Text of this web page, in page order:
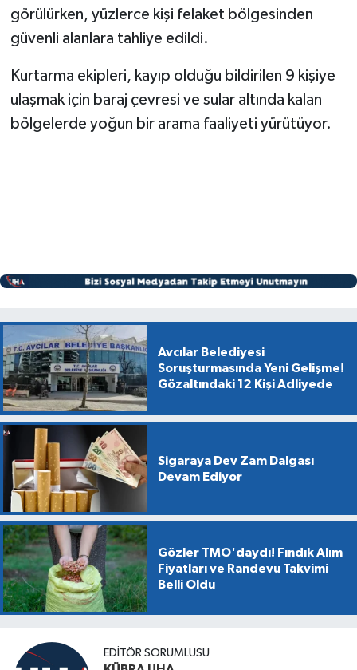
görülürken, yüzlerce kişi felaket bölgesinden
güvenli alanlara tahliye edildi.
Kurtarma ekipleri, kayıp olduğu bildirilen 9 kişiye
ulaşmak için baraj çevresi ve sular altında kalan
bölgelerde yoğun bir arama faaliyeti yürütüyor.
Avcılar Belediyesi
Soruşturmasında Yeni Gelişme!
Gözaltındaki 12 Kişi Adliyede
Sigaraya Dev Zam Dalgası
Devam Ediyor
Gözler TMO'daydı! Fındık Alım
Fiyatları ve Randevu Takvimi
Belli Oldu
EDİTÖR SORUMLUSU